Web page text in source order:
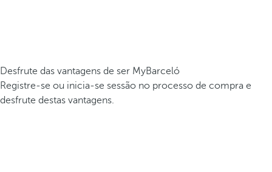
Desfrute das vantagens de ser MyBarceló
Registre-se ou inicia-se sessão no processo de compra e
desfrute destas vantagens.